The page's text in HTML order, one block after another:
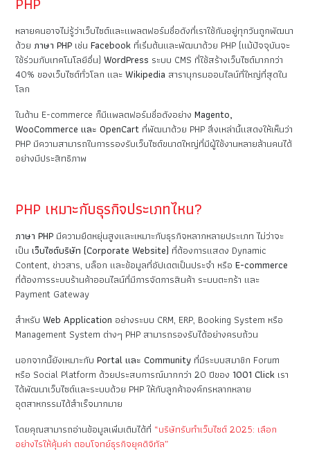
หลายคนอาจไม่รู้ว่าเว็บไซต์และแพลตฟอร์มชื่อดังที่เราใช้กันอยู่ทุกวันถูกพัฒนา
ด้วยภาษา PHP เช่นFacebook ที่เริ่มต้นและพัฒนาด้วย PHP (แม้ปัจจุบันจะ
ใช้ร่วมกับเทคโนโลยีอื่น)WordPress ระบบ CMS ที่ใช้สร้างเว็บไซต์มากกว่า
40% ของเว็บไซต์ทั่วโลก และWikipedia สารานุกรมออนไลน์ที่ใหญ่ที่สุดใน
โลก
ในด้าน E-commerce ก็มีแพลตฟอร์มชื่อดังอย่างMagento,
WooCommerce และ OpenCart ที่พัฒนาด้วย PHP สิ่งเหล่านี้แสดงให้เห็นว่า
PHP มีความสามารถในการรองรับเว็บไซต์ขนาดใหญ่ที่มีผู้ใช้งานหลายล้านคนได้
อย่างมีประสิทธิภาพ
PHP เหมาะกับธุรกิจประเภทไหน?
ภาษา PHP มีความยืดหยุ่นสูงและเหมาะกับธุรกิจหลากหลายประเภท ไม่ว่าจะ
เป็นเว็บไซต์บริษัท (Corporate Website) ที่ต้องการแสดง Dynamic
Content, ข่าวสาร, บล็อก และข้อมูลที่อัปเดตเป็นประจำ หรือE-commerce
ที่ต้องการระบบร้านค้าออนไลน์ที่มีการจัดการสินค้า ระบบตะกร้า และ
Payment Gateway
สำหรับWeb Application อย่างระบบ CRM, ERP, Booking System หรือ
Management System ต่างๆ PHP สามารถรองรับได้อย่างครบถ้วน
นอกจากนี้ยังเหมาะกับPortal และ Community ที่มีระบบสมาชิก Forum
หรือ Social Platform ด้วยประสบการณ์มากกว่า 20 ปีของ 1001 Click เรา
ได้พัฒนาเว็บไซต์และระบบด้วย PHP ให้กับลูกค้าองค์กรหลากหลาย
อุตสาหกรรมได้สำเร็จมากมาย
โดยคุณสามารถอ่านข้อมูลเพิ่มเติมได้ที่ “บริษัทรับทำเว็บไซต์ 2025: เลือก
อย่างไรให้คุ้มค่า ตอบโจทย์ธุรกิจยุคดิจิทัล”